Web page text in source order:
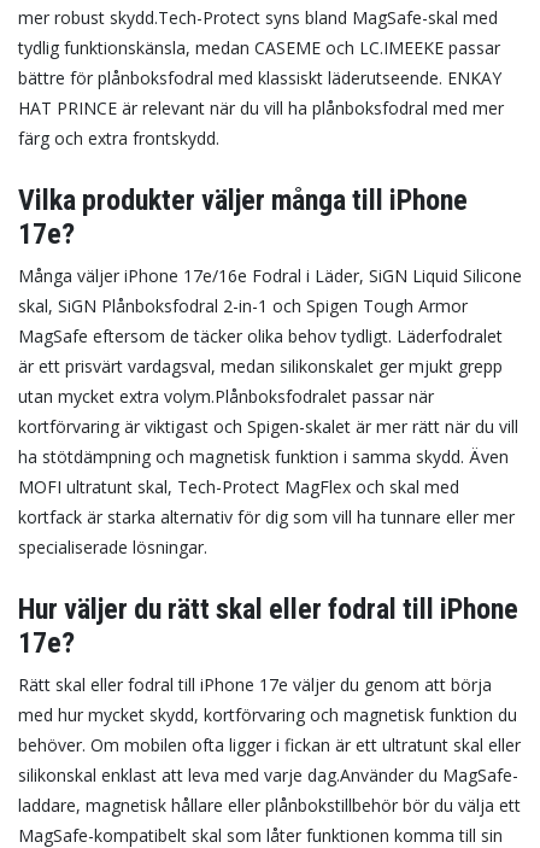
mer robust skydd.Tech-Protect syns bland MagSafe-skal med
tydlig funktionskänsla, medan CASEME och LC.IMEEKE passar
bättre för plånboksfodral med klassiskt läderutseende. ENKAY
HAT PRINCE är relevant när du vill ha plånboksfodral med mer
färg och extra frontskydd.
Vilka produkter väljer många till iPhone
17e?
Många väljer iPhone 17e/16e Fodral i Läder, SiGN Liquid Silicone
skal, SiGN Plånboksfodral 2-in-1 och Spigen Tough Armor
MagSafe eftersom de täcker olika behov tydligt. Läderfodralet
är ett prisvärt vardagsval, medan silikonskalet ger mjukt grepp
utan mycket extra volym.Plånboksfodralet passar när
kortförvaring är viktigast och Spigen-skalet är mer rätt när du vill
ha stötdämpning och magnetisk funktion i samma skydd. Även
MOFI ultratunt skal, Tech-Protect MagFlex och skal med
kortfack är starka alternativ för dig som vill ha tunnare eller mer
specialiserade lösningar.
Hur väljer du rätt skal eller fodral till iPhone
17e?
Rätt skal eller fodral till iPhone 17e väljer du genom att börja
med hur mycket skydd, kortförvaring och magnetisk funktion du
behöver. Om mobilen ofta ligger i fickan är ett ultratunt skal eller
silikonskal enklast att leva med varje dag.Använder du MagSafe-
laddare, magnetisk hållare eller plånbokstillbehör bör du välja ett
MagSafe-kompatibelt skal som låter funktionen komma till sin